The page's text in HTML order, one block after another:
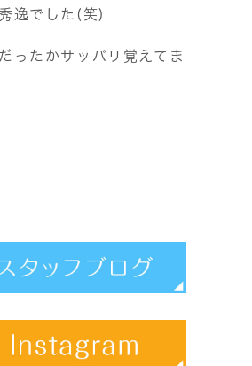
逸でした(笑)
ったかサッパリ覚えてま